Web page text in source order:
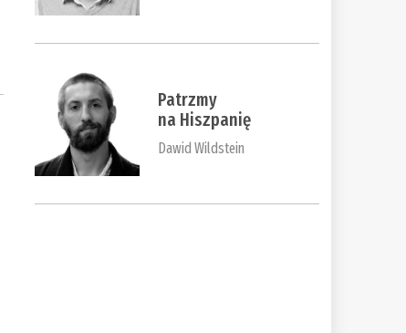
Patrzmy
na Hiszpanię
Dawid Wildstein